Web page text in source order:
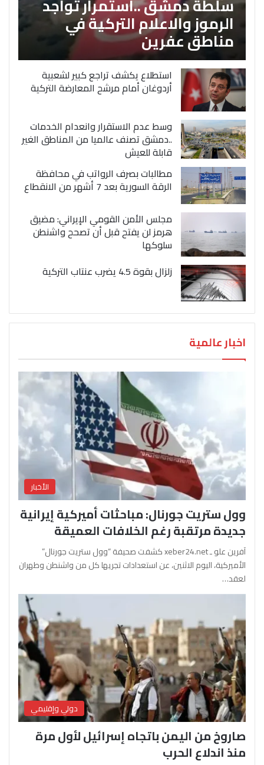
الرموز والاعلام التركية في
مناطق عفرين
استطلاع يكشف تراجع كبير لشعبية
أردوغان أمام مرشح المعارضة التركية
وسط عدم الاستقرار وانعدام الخدمات
..دمشق تصنف عالميا من المناطق الغير
قابلة للعيش
مطالبات بصرف الرواتب في محافظة
الرقة السورية بعد 7 أشهر من الانقطاع
مجلس الأمن القومي الإيراني: مضيق
هرمز لن يفتح قبل أن تصحح واشنطن
سلوكها
زلزال بقوة 4.5 يضرب عنتاب التركية
اخبار عالمية
الأخبار
وول ستريت جورنال: مباحثات أميركية إيرانية
جديدة مرتقبة رغم الخلافات العميقة
آفرين علو ـ xeber24.net كشفت صحيفة “وول ستريت جورنال”
الأميركية، اليوم الاثنين، عن استعدادات تجريها كل من واشنطن وطهران
لعقد…
دولي وإقليمي
صاروخ من اليمن باتجاه إسرائيل لأول مرة
منذ اندلاع الحرب